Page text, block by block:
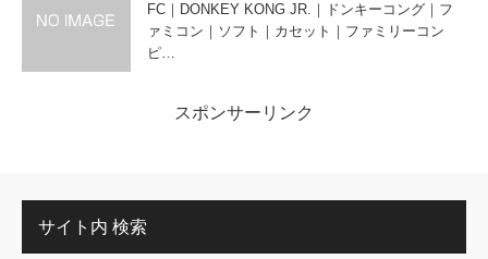
FC｜DONKEY KONG JR.｜ドンキーコング｜フ
ァミコン｜ソフト｜カセット｜ファミリーコン
ピ…
スポンサーリンク
サイト内 検索